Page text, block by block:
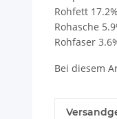
Rohfett 17.2%
Rohasche
Rohfaser
Bei diesem